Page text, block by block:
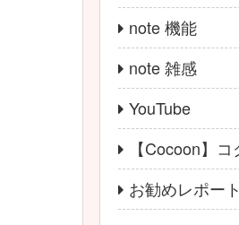
note 機能
note 雑感
YouTube
【Cocoon】
お勧めレポート